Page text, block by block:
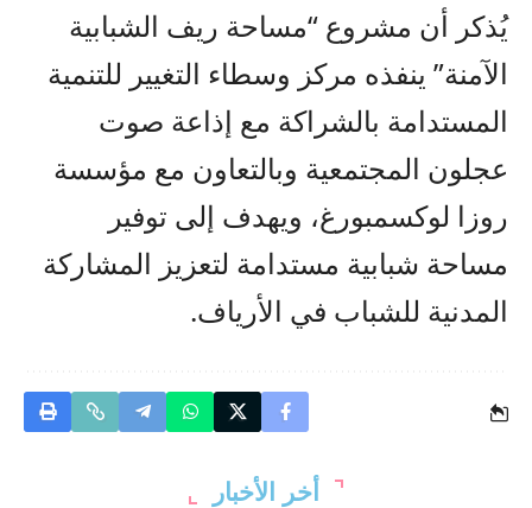
يُذكر أن مشروع “مساحة ريف الشبابية
الآمنة” ينفذه مركز وسطاء التغيير للتنمية
المستدامة بالشراكة مع إذاعة صوت
عجلون المجتمعية وبالتعاون مع مؤسسة
روزا لوكسمبورغ، ويهدف إلى توفير
مساحة شبابية مستدامة لتعزيز المشاركة
المدنية للشباب في الأرياف.
أخر الأخبار